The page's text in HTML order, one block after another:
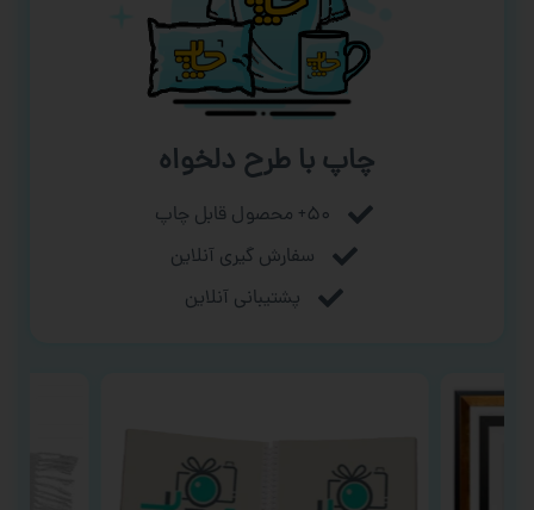
چاپ با طرح دلخواه
۵۰+ محصول قابل چاپ
سفارش گیری آنلاین
پشتیبانی آنلاین